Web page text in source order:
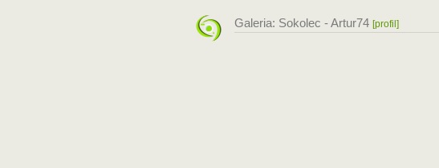
Galeria: Sokolec -Artur74 [profil]